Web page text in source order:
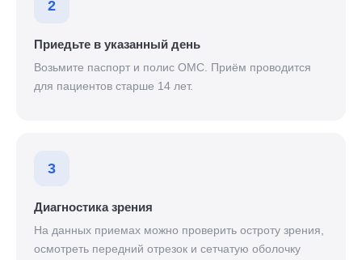
2
Приедьте в указанный день
Возьмите паспорт и полис ОМС. Приём проводится
для пациентов старше 14 лет.
3
Диагностика зрения
На данных приемах можно проверить остроту зрения,
осмотреть передний отрезок и сетчатую оболочку